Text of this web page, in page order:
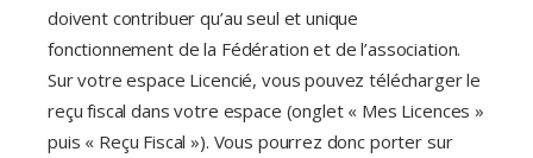
doivent contribuer qu’au seul et unique
fonctionnement de la Fédération et de l’association.
Sur votre espace Licencié, vous pouvez télécharger le
reçu fiscal dans votre espace (onglet « Mes Licences »
puis « Reçu Fiscal »). Vous pourrez donc porter sur